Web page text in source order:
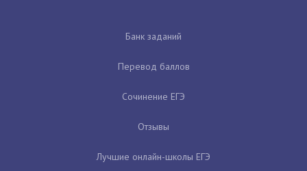
Банк заданий
Перевод баллов
Сочинение ЕГЭ
Отзывы
Лучшие онлайн-школы ЕГЭ